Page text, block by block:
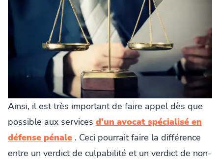
Ainsi, il est très important de faire appel dès que
possible aux services d’un avocat spécialisé en
défense pénale . Ceci pourrait faire la différence
entre un verdict de culpabilité et un verdict de non-